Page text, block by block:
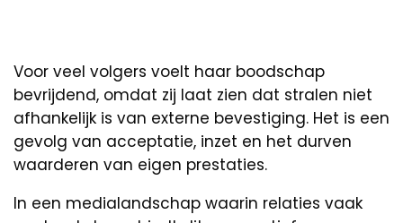
Voor veel volgers voelt haar boodschap
bevrijdend, omdat zij laat zien dat stralen niet
afhankelijk is van externe bevestiging. Het is een
gevolg van acceptatie, inzet en het durven
waarderen van eigen prestaties.
In een medialandschap waarin relaties vaak